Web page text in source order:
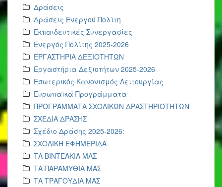
Δράσεις
Δράσεις Ενεργού Πολίτη
Εκπαιδευτικές Συνεργασίες
Ενεργός Πολίτης 2025-2026
ΕΡΓΑΣΤΗΡΙΑ ΔΕΞΙΟΤΗΤΩΝ
Εργαστήρια Δεξιοτήτων 2025-2026
Εσωτερικός Κανονισμός Λειτουργίας
Ευρωπαϊκά Προγράμματα
ΠΡΟΓΡΑΜΜΑΤΑ ΣΧΟΛΙΚΩΝ ΔΡΑΣΤΗΡΙΟΤΗΤΩΝ
ΣΧΕΔΙΑ ΔΡΑΣΗΣ
Σχέδιο Δράσης 2025-2026:
ΣΧΟΛΙΚΗ ΕΦΗΜΕΡΙΔΑ
ΤΑ ΒΙΝΤΕΑΚΙΑ ΜΑΣ
ΤΑ ΠΑΡΑΜΥΘΙΑ ΜΑΣ
ΤΑ ΤΡΑΓΟΥΔΙΑ ΜΑΣ